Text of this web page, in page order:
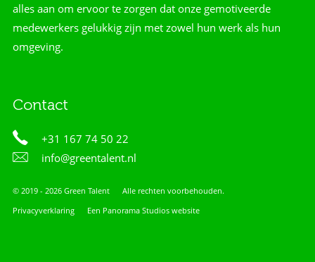
alles aan om ervoor te zorgen dat onze gemotiveerde
medewerkers gelukkig zijn met zowel hun werk als hun
omgeving.
Contact
+31 167 74 50 22
info@greentalent.nl
© 2019 - 2026 Green Talent
Alle rechten voorbehouden.
Privacyverklaring
Een Panorama Studios website